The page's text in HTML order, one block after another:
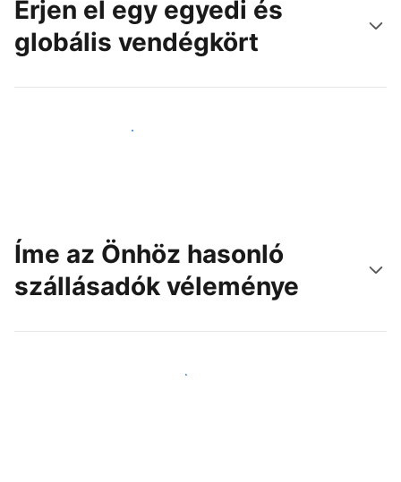
Érjen el egy egyedi és
globális vendégkört
Érjen el új vendégeket még ma
Íme az Önhöz hasonló
szállásadók véleménye
Csatlakozzon Önhöz hasonló szállásadókhoz